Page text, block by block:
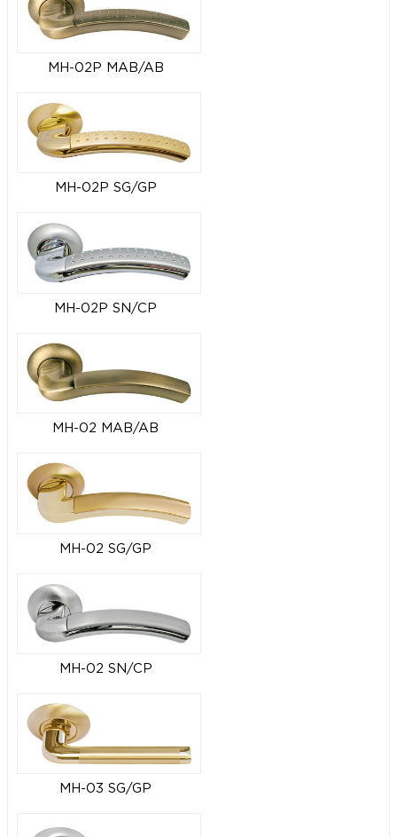
MH-02P MAB/AB
MH-02P SG/GP
MH-02P SN/CP
MH-02 MAB/AB
MH-02 SG/GP
MH-02 SN/CP
MH-03 SG/GP